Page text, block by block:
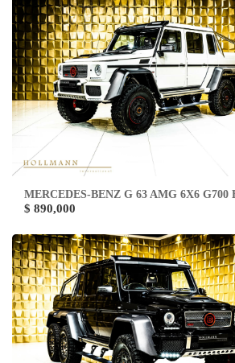
MERCEDES-BENZ G 63 AMG 6X6 G700
$ 890,000